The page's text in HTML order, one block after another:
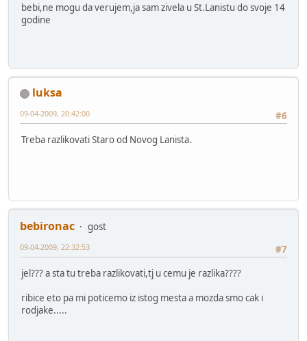
bebi,ne mogu da verujem,ja sam zivela u St.Lanistu do svoje 14
godine
luksa
#6
09-04-2009, 20:42:00
Treba razlikovati Staro od Novog Lanista.
bebironac
gost
#7
09-04-2009, 22:32:53
jel??? a sta tu treba razlikovati,tj u cemu je razlika????
ribice eto pa mi poticemo iz istog mesta a mozda smo cak i
rodjake.....